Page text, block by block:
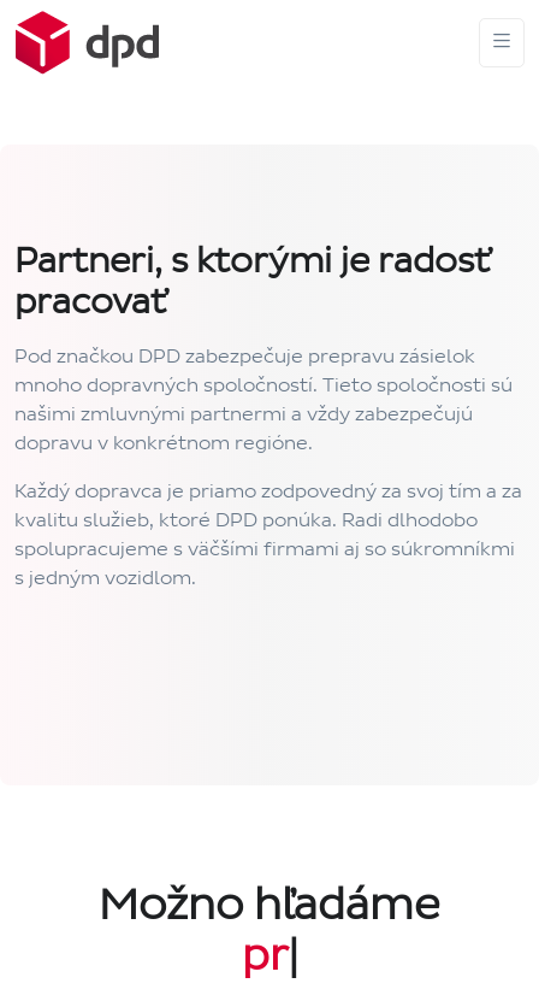
Partneri, s ktorými je radosť
pracovať
Pod značkou DPD zabezpečuje prepravu zásielok
mnoho dopravných spoločností. Tieto spoločnosti sú
našimi zmluvnými partnermi a vždy zabezpečujú
dopravu v konkrétnom regióne.
Každý dopravca je priamo zodpovedný za svoj tím a za
kvalitu služieb, ktoré DPD ponúka. Radi dlhodobo
spolupracujeme s väčšími firmami aj so súkromníkmi
s jedným vozidlom.
Možno hľadáme
práve t